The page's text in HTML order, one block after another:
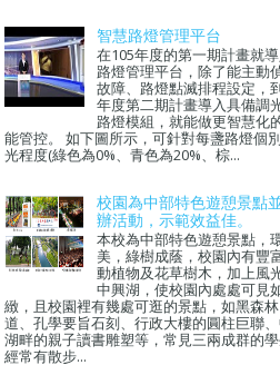
智慧路燈管理平台
在105年度的第一期計畫就
路燈管理平台，除了能主動
故障、路燈點滅排程設定，
年度第二期計畫導入具備調
路燈模組，就能做更智慧化
能管控。 如下圖所示，可針對每盞路燈個
光程度(綠色為0%、青色為20%、棕...
校園為中部特色遊憩景點
辦活動，示範效益佳。
本校為中部特色遊憩景點，
美，綠樹成蔭，校園內有豐
動植物及花草樹木，加上風
中興湖，使校園內處處可見
緻，且校園裡有幾處可逛的景點，如黑森
道、孔學要旨石刻、行政大樓的圓柱巨聯、
湖畔的親子讀書雕塑等，常見三兩成群的
經常有散步...